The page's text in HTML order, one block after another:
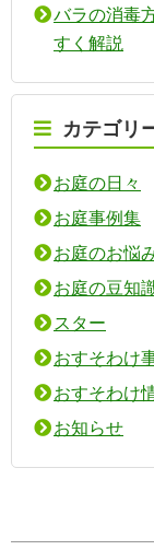
バラの消毒
すく解説
カテゴリ
お庭の日々
お庭事例集
お庭のお悩
お庭の豆知
スター
おすそわけ
おすそわけ
お知らせ